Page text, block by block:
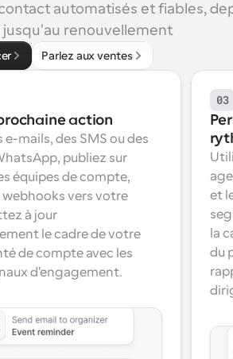
automatisés et fiables,
jusqu'au renouvellement
Parlez aux ventes
action
e-mails, des SMS ou des
publiez sur
équipes de compte,
webhooks vers votre
à jour
le cadre de votre
de compte avec les
d'engagement.
03
et
la
du